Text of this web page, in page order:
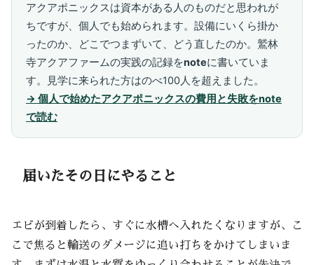
アクアポニックスは資本がある人のものだと思われが
ちですが、個人でも始められます。設備にいくら掛か
ったのか、どこでつまずいて、どう直したのか。鷲林
寺アクアファームの実践の記録をnoteに書いていま
す。見学に来られた方はのべ100人を超えました。
→ 個人で始めたアクアポニックスの費用と失敗をnote
で読む
届いたその日にやること
エビが到着したら、すぐに水槽へ入れたくなりますが、こ
こで焦ると輸送のダメージに追い打ちをかけてしまいま